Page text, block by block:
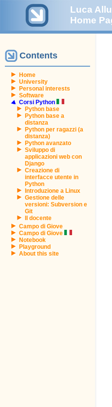
Luca
Home
Contents
Home
University
Personal interests
Software
Corsi Python
Python base
Python base a
distanza
Python per ragazzi (a
distanza)
Python avanzato
Sviluppo di
applicazioni web con
Django
Creazione di
interfacce utente in
Python
Introduzione a Linux
Gestione delle
versioni: Subversion e
Git
Il docente
Campo di Giove
Campo di Giove
Notebook
Playground
About this site